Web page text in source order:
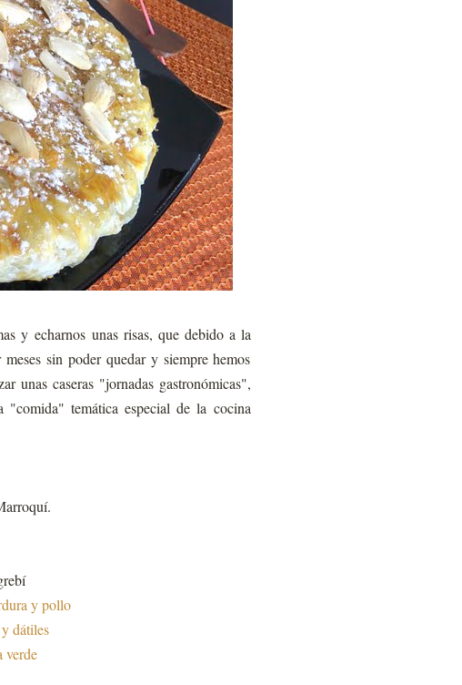
y echarnos unas risas, que debido a la
sin poder quedar y siempre hemos
unas caseras "jornadas gastronómicas",
"comida" temática especial de la cocina
y pollo
dátiles
verde